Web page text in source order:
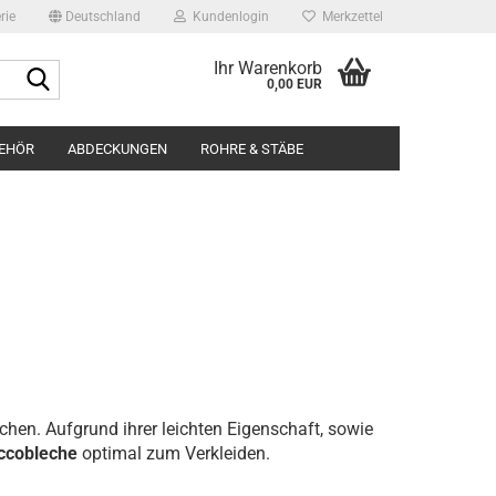
Deutschland Kundenlogin Merkzettel
Ihr Warenkorb
0,00 EUR
ABDECKUNGEN ROHRE & STÄBE
Aufgrund ihrer leichten Eigenschaft, sowie
optimal zum Verkleiden.